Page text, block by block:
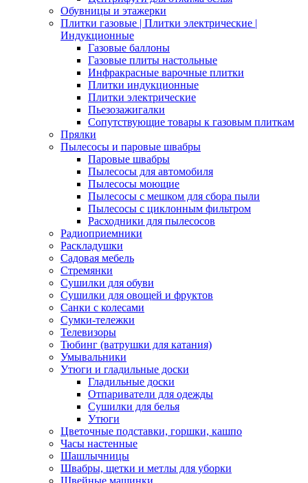
Обувницы и этажерки
Плитки газовые | Плитки электрические |
Индукционные
Газовые баллоны
Газовые плиты настольные
Инфракрасные варочные плитки
Плитки индукционные
Плитки электрические
Пьезозажигалки
Сопутствующие товары к газовым плиткам
Прялки
Пылесосы и паровые швабры
Паровые швабры
Пылесосы для автомобиля
Пылесосы моющие
Пылесосы с мешком для сбора пыли
Пылесосы с циклонным фильтром
Расходники для пылесосов
Радиоприемники
Раскладушки
Садовая мебель
Стремянки
Сушилки для обуви
Сушилки для овощей и фруктов
Санки с колесами
Сумки-тележки
Телевизоры
Тюбинг (ватрушки для катания)
Умывальники
Утюги и гладильные доски
Гладильные доски
Отпариватели для одежды
Сушилки для белья
Утюги
Цветочные подставки, горшки, кашпо
Часы настенные
Шашлычницы
Швабры, щетки и метлы для уборки
Швейные машинки